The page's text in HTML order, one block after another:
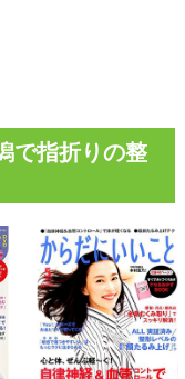
で指折りの整